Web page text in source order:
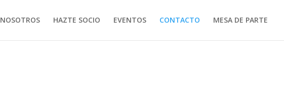
NOSOTROS HAZTE SOCIO EVENTOS CONTACTO MESA DE PARTE